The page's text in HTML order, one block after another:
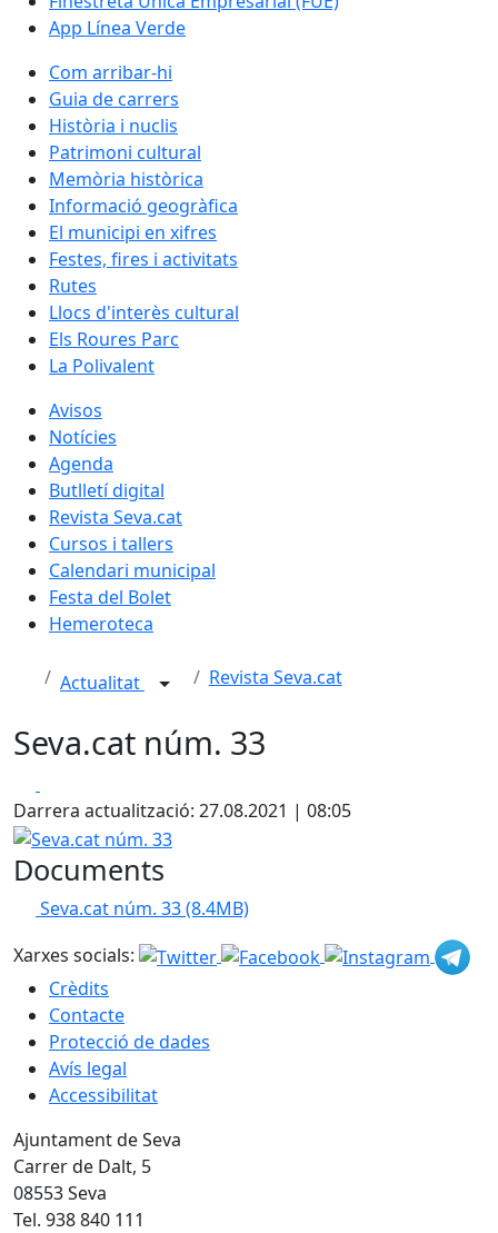
App Línea Verde
Com arribar-hi
Guia de carrers
Història i nuclis
Patrimoni cultural
Memòria històrica
Informació geogràfica
El municipi en xifres
Festes, fires i activitats
Rutes
Llocs d'interès cultural
Els Roures Parc
La Polivalent
Avisos
Notícies
Agenda
Butlletí digital
Revista Seva.cat
Cursos i tallers
Calendari municipal
Festa del Bolet
Hemeroteca
Actualitat Revista Seva.cat
Seva.cat núm. 33
Darrera actualització: 27.08.2021 | 08:05
Seva.cat núm. 33
Documents
Seva.cat núm. 33(8.4MB)
Xarxes socials:
Crèdits
Contacte
Protecció de dades
Avís legal
Accessibilitat
Ajuntament de Seva
Carrer de Dalt, 5
08553 Seva
Tel. 938 840 111